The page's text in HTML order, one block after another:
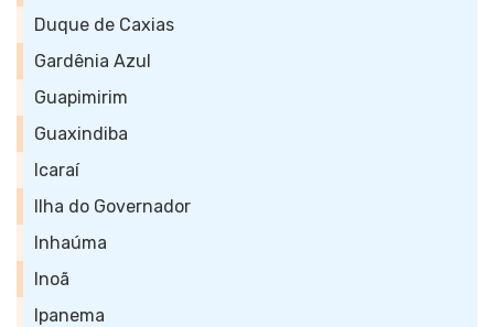
Duque de Caxias
Gardênia Azul
Guapimirim
Guaxindiba
Icaraí
Ilha do Governador
Inhaúma
Inoã
Ipanema